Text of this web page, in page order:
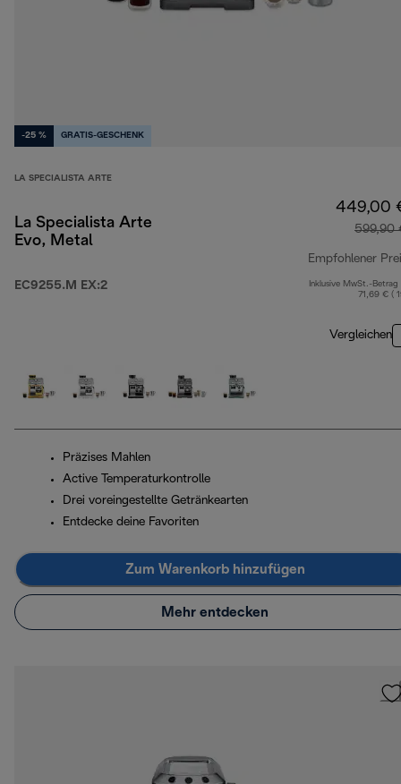
-25 % GRATIS-GESCHENK
LA SPECIALISTA ARTE
La Specialista Arte
Evo, Metal
EC9255.M EX:2
449,00
599,90
Empfohlener
Inklusive MwSt.-Betrag
71,69 € (
Vergleichen
Präzises Mahlen
Active Temperaturkontrolle
Drei voreingestellte Getränkearten
Entdecke deine Favoriten
Zum Warenkorb hinzufügen
Mehr entdecken